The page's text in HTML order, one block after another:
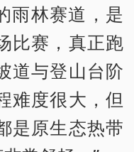
雨林赛道，是
比赛，真正跑
道与登山台阶
难度很大，但
是原生态热带